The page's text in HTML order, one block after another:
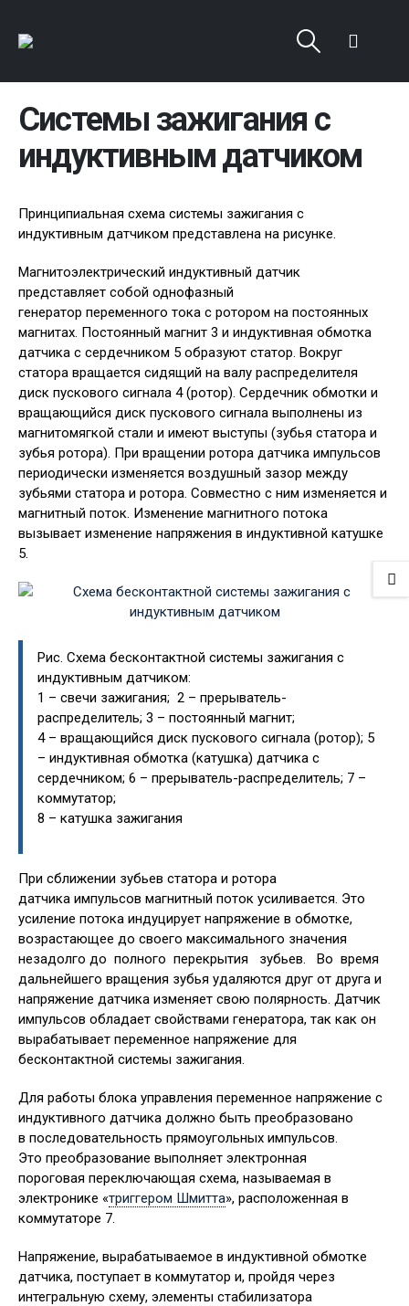
Системы зажигания с
индуктивным датчиком
Принципиальная схема системы зажигания с
индуктивным датчиком представлена на рисунке.
Магнитоэлектрический индуктивный датчик
представляет собой однофазный
генератор переменного тока с ротором на постоянных
магнитах. Постоянный магнит 3 и индуктивная обмотка
датчика с сердечником 5 образуют статор. Вокруг
статора вращается сидящий на валу распределителя
диск пускового сигнала 4 (ротор). Сердечник обмотки и
вращающийся диск пускового сигнала выполнены из
магнитомягкой стали и имеют выступы (зубья статора и
зубья ротора). При вращении ротора датчика импульсов
периодически изменяется воздушный зазор между
зубьями статора и ротора. Совместно с ним изменяется и
магнитный поток. Изменение магнитного потока
вызывает изменение напряжения в индуктивной катушке
5.
Рис. Схема бесконтактной системы зажигания с
индуктивным датчиком:
1 – свечи зажигания; 2 – прерыватель-
распределитель; 3 – постоянный магнит;
4 – вращающийся диск пускового сигнала (ротор); 5
– индуктивная обмотка (катушка) датчика с
сердечником; 6 – прерыватель-распределитель; 7 –
коммутатор;
8 ­– катушка зажигания
При сближении зубьев статора и ротора
датчика импульсов магнитный поток усиливается. Это
усиление потока индуцирует напряжение в обмотке,
возрастающее до своего максимального значения
незадолго до полного перекрытия зубьев. Во время
дальнейшего вращения зубья удаляются друг от друга и
напряжение датчика изменяет свою полярность. Датчик
импульсов обладает свойствами генератора, так как он
вырабатывает переменное напряжение для
бесконтактной системы зажигания.
Для работы блока управления переменное напряжение с
индуктивного датчика должно быть преобразовано
в последовательность прямоугольных импульсов.
Это преобразование выполняет электронная
пороговая переключающая схема, называемая в
электронике «триггером Шмитта», расположенная в
коммутаторе 7.
Напряжение, вырабатываемое в индуктивной обмотке
датчика, поступает в коммутатор и, пройдя через
интегральную схему, элементы стабилизатора